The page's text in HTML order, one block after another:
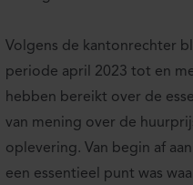
Volgens de kantonrechter
periode april 2023 tot en
hebben bereikt over de
van mening over de
oplevering. Van begin af
een essentieel punt was